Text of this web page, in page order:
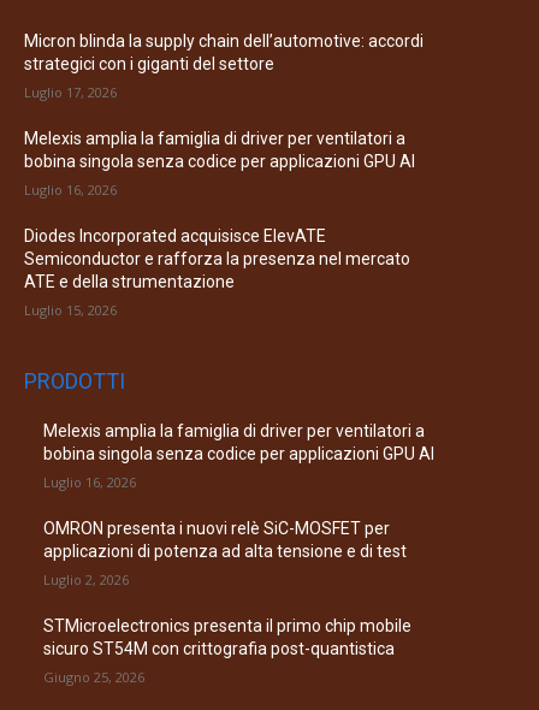
Micron blinda la supply chain dell’automotive: accordi
strategici con i giganti del settore
Luglio 17, 2026
Melexis amplia la famiglia di driver per ventilatori a
bobina singola senza codice per applicazioni GPU AI
Luglio 16, 2026
Diodes Incorporated acquisisce ElevATE
Semiconductor e rafforza la presenza nel mercato
ATE e della strumentazione
Luglio 15, 2026
PRODOTTI
Melexis amplia la famiglia di driver per ventilatori a
bobina singola senza codice per applicazioni GPU AI
Luglio 16, 2026
OMRON presenta i nuovi relè SiC-MOSFET per
applicazioni di potenza ad alta tensione e di test
Luglio 2, 2026
STMicroelectronics presenta il primo chip mobile
sicuro ST54M con crittografia post-quantistica
Giugno 25, 2026